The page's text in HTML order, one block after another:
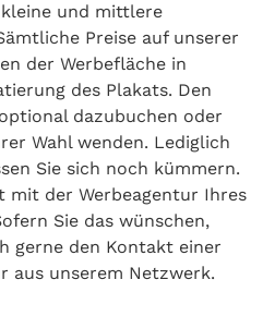
und mittlere
Preise auf unserer
der Werbefläche in
des Plakats. Den
dazubuchen oder
Wahl wenden. Lediglich
Sie sich noch kümmern.
mit der Werbeagentur Ihres
Sie das wünschen,
gerne den Kontakt einer
aus unserem Netzwerk.